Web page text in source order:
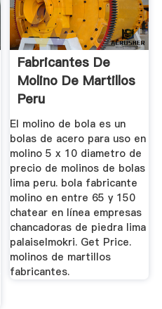
Fabricantes De
Molino De Martillos
Peru
El molino de bola es un
bolas de acero para uso en
molino 5 x 10 diametro de
precio de molinos de bolas
lima peru. bola fabricante
molino en entre 65 y 150
chatear en línea empresas
chancadoras de piedra lima
palaiselmokri. Get Price.
molinos de martillos
fabricantes.